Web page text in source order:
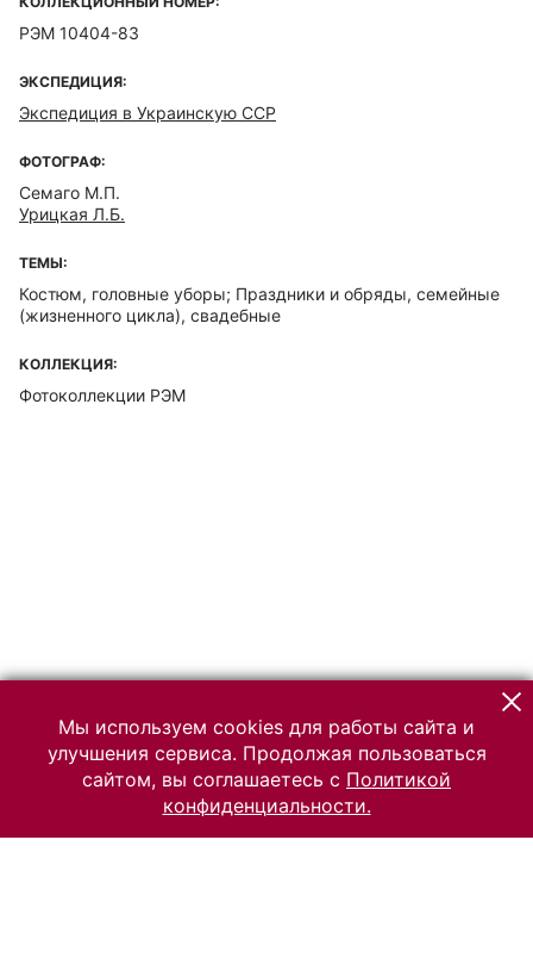
РЭМ 10404-83
ЭКСПЕДИЦИЯ:
Экспедиция в Украинскую ССР
ФОТОГРАФ:
Семаго М.П.
Урицкая Л.Б.
ТЕМЫ:
Костюм, головные уборы; Праздники и обряды, семейные
(жизненного цикла), свадебные
КОЛЛЕКЦИЯ:
Фотоколлекции РЭМ
Мы используем cookies для работы сайта и
улучшения сервиса. Продолжая пользоваться
сайтом, вы соглашаетесь с Политикой
конфиденциальности.